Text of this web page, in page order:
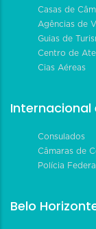
Casas de
Agências de
Guias de
Centro de
Cias Aéreas
Internacional
Consulados
Câmaras de
Polícia
Belo